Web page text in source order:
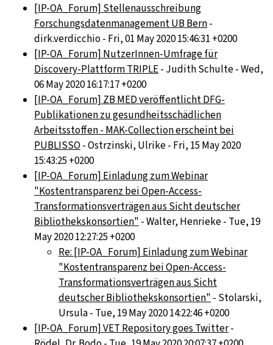
[IP-OA_Forum] Stellenausschreibung
Forschungsdatenmanagement UB Bern-
dirk.verdicchio - Fri, 01 May 2020 15:46:31 +0200
[IP-OA_Forum] NutzerInnen-Umfrage für
Discovery-Plattform TRIPLE- Judith Schulte - Wed,
06 May 2020 16:17:17 +0200
[IP-OA_Forum] ZB MED veröffentlicht DFG-
Publikationen zu gesundheitsschädlichen
Arbeitsstoffen - MAK-Collection erscheint bei
PUBLISSO - Ostrzinski, Ulrike - Fri, 15 May 2020
15:43:25 +0200
[IP-OA_Forum] Einladung zum Webinar
"Kostentransparenz bei Open-Access-
Transformationsverträgen aus Sicht deutscher
Bibliothekskonsortien" - Walter, Henrieke - Tue, 19
May 2020 12:27:25 +0200
Re: [IP-OA_Forum] Einladung zum Webinar
"Kostentransparenz bei Open-Access-
Transformationsverträgen aus Sicht
deutscher Bibliothekskonsortien" - Stolarski,
Ursula - Tue, 19 May 2020 14:22:46 +0200
[IP-OA_Forum] VET Repository goes Twitter-